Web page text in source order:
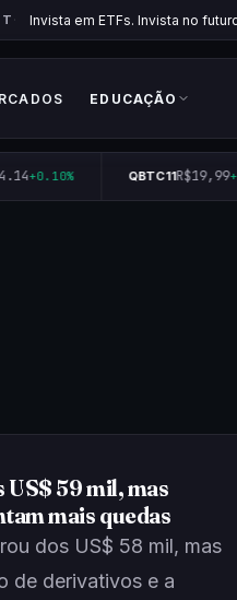
Invista em ETFs. Invista no
EDUCAÇÃO
+0.10% QBTC11R$19,99
US$ 59 mil, mas
mais quedas
dos US$ 58 mil, mas
de derivativos e a